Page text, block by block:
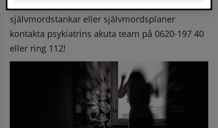
självmordstankar eller självmordsplaner
kontakta psykiatrins akuta team på 0620-197 40
eller ring 112!